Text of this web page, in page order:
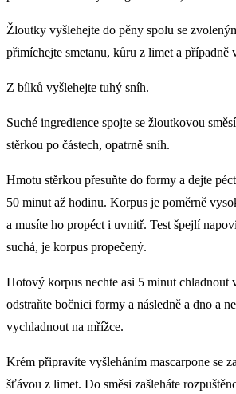
Žloutky vyšlehejte do pěny spolu se
přimíchejte smetanu, kůru z limet a případně
Z bílků vyšlehejte tuhý sníh.
Suché ingredience spojte se žloutkovou
stěrkou po částech, opatrně sníh.
Hmotu stěrkou přesuňte do formy a dejte
50 minut až hodinu. Korpus je poměrně
a musíte ho propéct i uvnitř. Test špejlí
suchá, je korpus propečený.
Hotový korpus nechte asi 5 minut chladnout
odstraňte bočnici formy a následně a dno a
vychladnout na mřížce.
Krém připravíte vyšleháním mascarpone se
šťávou z limet. Do směsi zašleháte